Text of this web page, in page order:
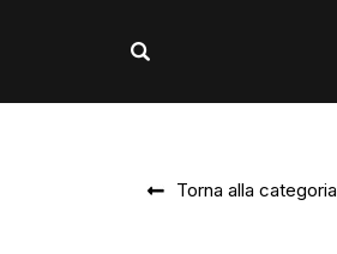
Torna alla categoria